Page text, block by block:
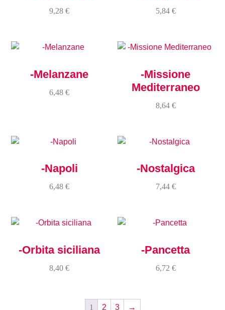
9,28€ 5,84 €
-Melanzane
6,48€
-Missione
Mediterraneo
8,64 €
-Napoli
6,48€
-Nostalgica
7,44 €
-Orbita siciliana
8,40€
-Pancetta
6,72 €
1 2 3 →